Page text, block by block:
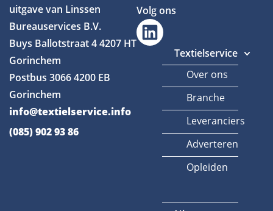
uitgave van Linssen
Bureauservices B.V.
Buys Ballotstraat 44207 HT
Gorinchem
Postbus 30664200 EB
Gorinchem
info@textielservice.info
(085) 902 93 86
Volg ons
Textielservice
Over ons
Branche
Leveranciers
Adverteren
Opleiden